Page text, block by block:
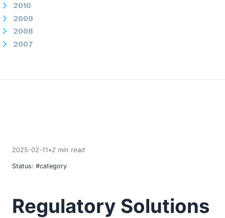
2010
2009
2008
2007
2025-02-11•2 min read
Status: #category
Regulatory Solutions